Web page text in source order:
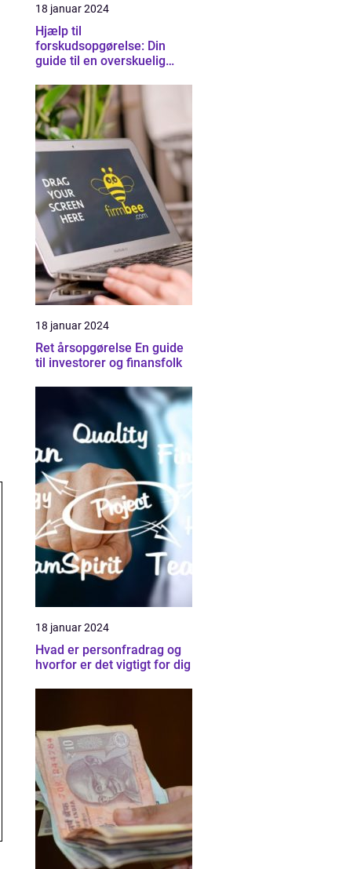
18 januar 2024
Hjælp til
forskudsopgørelse: Din
guide til en overskuelig
18 januar 2024
Ret årsopgørelse En guide
til investorer og finansfolk
18 januar 2024
Hvad er personfradrag og
hvorfor er det vigtigt for dig